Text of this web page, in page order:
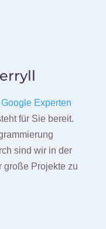
Google Experten
für Sie bereit.
sind wir in der
große Projekte zu